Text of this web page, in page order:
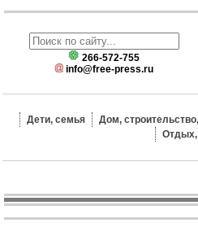
266-572-755
info@free-press.ru
Дети, семья Дом,
Отдых,